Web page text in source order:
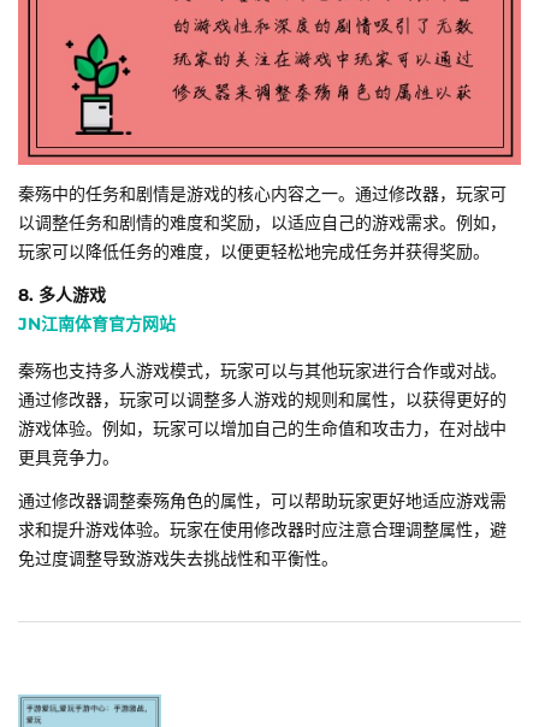
秦殇中的任务和剧情是游戏的核心内容之一。通过修改器，玩家可
以调整任务和剧情的难度和奖励，以适应自己的游戏需求。例如，
玩家可以降低任务的难度，以便更轻松地完成任务并获得奖励。
8. 多人游戏
JN江南体育官方网站
秦殇也支持多人游戏模式，玩家可以与其他玩家进行合作或对战。
通过修改器，玩家可以调整多人游戏的规则和属性，以获得更好的
游戏体验。例如，玩家可以增加自己的生命值和攻击力，在对战中
更具竞争力。
通过修改器调整秦殇角色的属性，可以帮助玩家更好地适应游戏需
求和提升游戏体验。玩家在使用修改器时应注意合理调整属性，避
免过度调整导致游戏失去挑战性和平衡性。